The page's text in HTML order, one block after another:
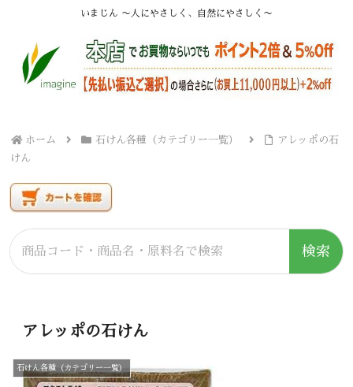
いまじん 〜人にやさしく、自然にやさしく〜
ホーム 石けん各種（カテゴリー一覧）
アレッポの石
けん
検索
アレッポの石けん
石けん各種（カテゴリー一覧）